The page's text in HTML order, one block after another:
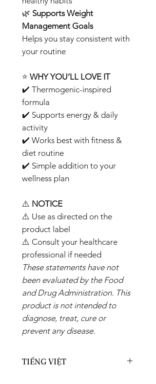
🌿 Supports Weight
Management Goals
Helps you stay consistent with
your routine
⭐ WHY YOU’LL LOVE IT
✔️ Thermogenic-inspired
formula
✔️ Supports energy & daily
activity
✔️ Works best with fitness &
diet routine
✔️ Simple addition to your
wellness plan
⚠️ NOTICE
⚠️ Use as directed on the
product label
⚠️ Consult your healthcare
professional if needed
These statements have not
been evaluated by the Food
and Drug Administration. This
product is not intended to
diagnose, treat, cure or
prevent any disease.
TIẾNG VIỆT